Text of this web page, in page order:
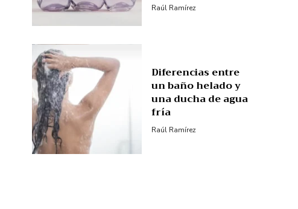
Raúl Ramírez
Diferencias entre
un baño helado y
una ducha de agua
fría
Raúl Ramírez